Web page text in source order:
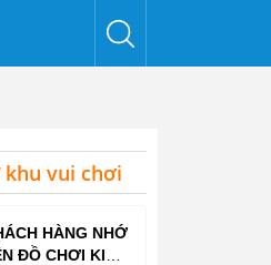
vui chơi
HÀNG NHỚ
ĐỒ CHƠI KINH